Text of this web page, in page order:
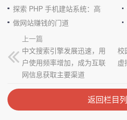
探索 PHP 手机建站系统：高效与便
做网站赚钱的门道
上一篇
中文搜索引擎发展迅速，用
户使用频率增加，成为互联
网信息获取主要渠道
校
虚
返回栏目